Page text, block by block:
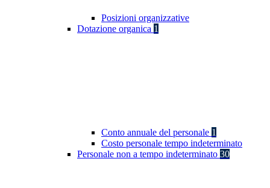
Posizioni organizzative
Dotazione organica 1
Conto annuale del personale 1
Costo personale tempo indeterminato
Personale non a tempo indeterminato 30